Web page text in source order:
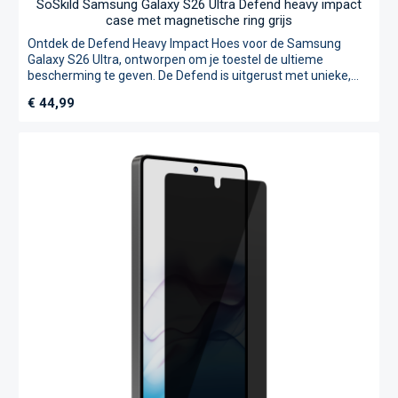
schermhelderheid niet worden beïnvloed, terwijl het je toch
die essentiële bescherming biedt. Met een hardheidsniveau
van H9, is dit de screenprotector die je telefoon verdient.
Bovendien is aanbrengen heel eenvoudig dankzij de
meegeleverde applicator, alcoholdoekje, microvezel doekje
beschermen tegen krassen en beschadigingen? Dan is de
bescherming tegen krassen en beschadigingen Dun ontwerp:
slechts enkele millimeters dik zonder in te boeten aan
bescherming H9 hardheid: behoudt helderheid en
SoSkild Samsung Galaxy S26 Defend heavy impact case